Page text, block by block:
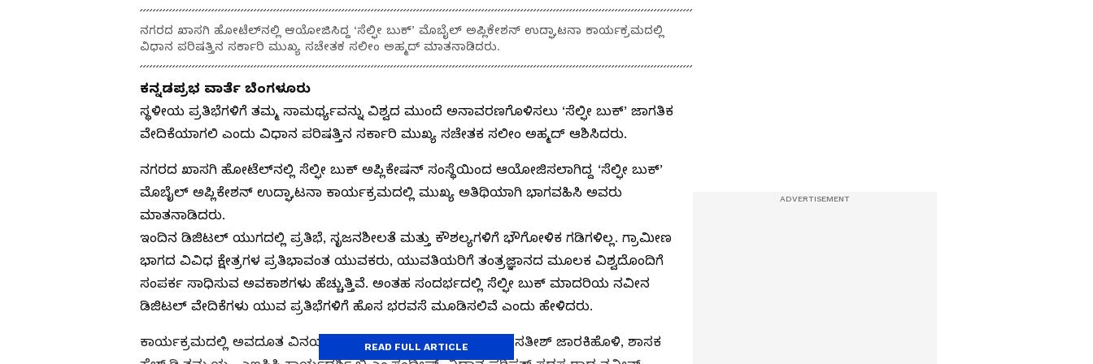
ನಗರದ ಖಾಸಗಿ ಹೋಟೆಲ್‌ನಲ್ಲಿ ಆಯೋಜಿಸಿದ್ದ ‘ಸೆಲ್ಫೀ ಬುಕ್’ ಮೊಬೈಲ್ ಅಪ್ಲಿಕೇಶನ್ ಉದ್ಘಾಟನಾ ಕಾರ್ಯಕ್ರಮದಲ್ಲಿ
ವಿಧಾನ ಪರಿಷತ್ತಿನ ಸರ್ಕಾರಿ ಮುಖ್ಯ ಸಚೇತಕ ಸಲೀಂ ಅಹ್ಮದ್ ಮಾತನಾಡಿದರು.
ಕನ್ನಡಪ್ರಭ ವಾರ್ತೆ ಬೆಂಗಳೂರು
ಸ್ಥಳೀಯ ಪ್ರತಿಭೆಗಳಿಗೆ ತಮ್ಮ ಸಾಮರ್ಥ್ಯವನ್ನು ವಿಶ್ವದ ಮುಂದೆ ಅನಾವರಣಗೊಳಿಸಲು ‘ಸೆಲ್ಫೀ ಬುಕ್’ ಜಾಗತಿಕ
ವೇದಿಕೆಯಾಗಲಿ ಎಂದು ವಿಧಾನ ಪರಿಷತ್ತಿನ ಸರ್ಕಾರಿ ಮುಖ್ಯ ಸಚೇತಕ ಸಲೀಂ ಅಹ್ಮದ್ ಆಶಿಸಿದರು.
ನಗರದ ಖಾಸಗಿ ಹೋಟೆಲ್‌ನಲ್ಲಿ ಸೆಲ್ಫೀ ಬುಕ್‌ ಅಪ್ಲಿಕೇಷನ್‌ ಸಂಸ್ಥೆಯಿಂದ ಆಯೋಜಿಸಲಾಗಿದ್ದ ‘ಸೆಲ್ಫೀ ಬುಕ್’
ಮೊಬೈಲ್ ಅಪ್ಲಿಕೇಶನ್ ಉದ್ಘಾಟನಾ ಕಾರ್ಯಕ್ರಮದಲ್ಲಿ ಮುಖ್ಯ ಅತಿಥಿಯಾಗಿ ಭಾಗವಹಿಸಿ ಅವರು
ಮಾತನಾಡಿದರು.
ಇಂದಿನ ಡಿಜಿಟಲ್ ಯುಗದಲ್ಲಿ ಪ್ರತಿಭೆ, ಸೃಜನಶೀಲತೆ ಮತ್ತು ಕೌಶಲ್ಯಗಳಿಗೆ ಭೌಗೋಳಿಕ ಗಡಿಗಳಿಲ್ಲ. ಗ್ರಾಮೀಣ
ಭಾಗದ ವಿವಿಧ ಕ್ಷೇತ್ರಗಳ ಪ್ರತಿಭಾವಂತ ಯುವಕರು, ಯುವತಿಯರಿಗೆ ತಂತ್ರಜ್ಞಾನದ ಮೂಲಕ ವಿಶ್ವದೊಂದಿಗೆ
ಸಂಪರ್ಕ ಸಾಧಿಸುವ ಅವಕಾಶಗಳು ಹೆಚ್ಚುತ್ತಿವೆ. ಅಂತಹ ಸಂದರ್ಭದಲ್ಲಿ ಸೆಲ್ಫೀ ಬುಕ್ ಮಾದರಿಯ ನವೀನ
ಡಿಜಿಟಲ್ ವೇದಿಕೆಗಳು ಯುವ ಪ್ರತಿಭೆಗಳಿಗೆ ಹೊಸ ಭರವಸೆ ಮೂಡಿಸಲಿವೆ ಎಂದು ಹೇಳಿದರು.
ಕಾರ್ಯಕ್ರಮದಲ್ಲಿ ಅವದೂತ ವಿನಯ್ ಗುರೂಜಿ, ಲೋಕೊಪಯೋಗಿ ಸಚಿವ ಸತೀಶ್ ಜಾರಕಿಹೊಳಿ, ಶಾಸಕ
READ FULL ARTICLE